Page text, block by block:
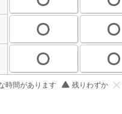
時間があります 残りわずか